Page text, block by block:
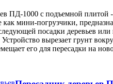
ПД-1000 с подъемной плитой
как мини-погрузчики,
посадки деревьев
вырезает грунт
его для пересадки на